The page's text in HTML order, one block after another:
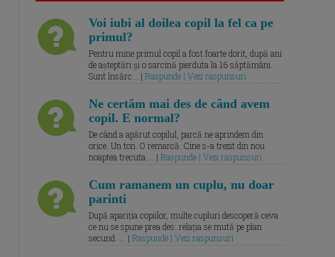
Voi iubi al doilea copil la fel ca pe
primul?
Pentru mine primul copil a fost foarte dorit, după ani
de așteptări și o sarcină pierduta la 16 săptămâni.
Sunt însărc... | Raspunde | Vezi raspunsuri
Ne certăm mai des de când avem
copil. E normal?
De când a apărut copilul, parcă ne aprindem din
orice. Un ton. O remarcă. Cine s-a trezit din nou
noaptea trecuta.... | Raspunde | Vezi raspunsuri
Cum ramanem un cuplu, nu doar
parinti
După apariția copiilor, multe cupluri descoperă ceva
ce nu se spune prea des: relația se mută pe plan
secund. ... | Raspunde | Vezi raspunsuri